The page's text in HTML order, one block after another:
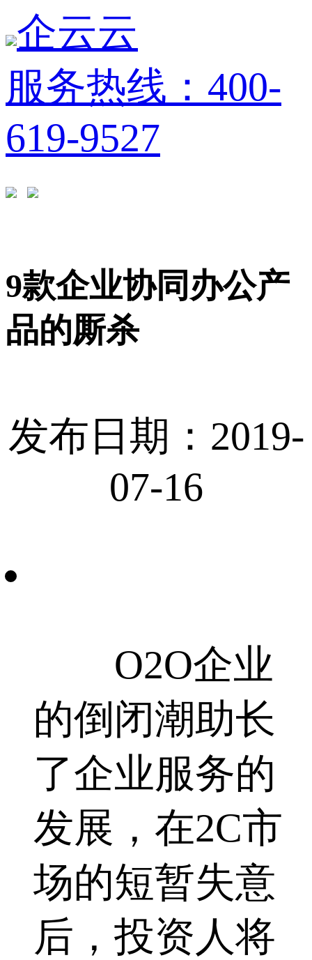
企云云
服务热线：400-
619-9527
9款企业协同办公产
品的厮杀
发布日期：2019-
07-16
O2O企业
的倒闭潮助长
了企业服务的
发展，在2C市
场的短暂失意
后，投资人将